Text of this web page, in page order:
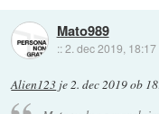
Mato989
::2. dec 2019, 18:17
Alien123 je2. dec 2019 ob